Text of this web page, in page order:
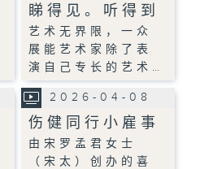
睇得见。听得到
艺术无界限，一众
展能艺术家除了表
演自己专长的艺术…
2026-04-08
伤健同行小雇事
由宋罗孟君女士
（宋太）创办的喜